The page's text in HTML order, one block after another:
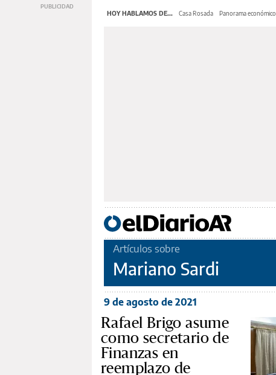
HOY HABLAMOS DE... Casa Rosada Panorama económico
Artículos sobre
Mariano Sardi
9 de agosto de 2021
Rafael Brigo asume
como secretario de
Finanzas en
reemplazo de